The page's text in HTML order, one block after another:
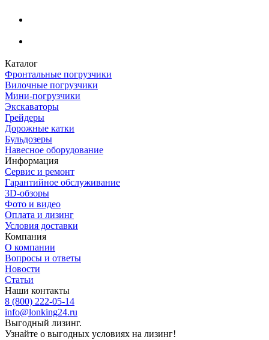
Каталог
Фронтальные погрузчики
Вилочные погрузчики
Мини-погрузчики
Экскаваторы
Грейдеры
Дорожные катки
Бульдозеры
Навесное оборудование
Информация
Сервис и ремонт
Гарантийное обслуживание
3D-обзоры
Фото и видео
Оплата и лизинг
Условия доставки
Компания
О компании
Вопросы и ответы
Новости
Статьи
Наши контакты
8 (800) 222-05-14
info@lonking24.ru
Выгодный лизинг.
Узнайте о выгодных условиях на лизинг!